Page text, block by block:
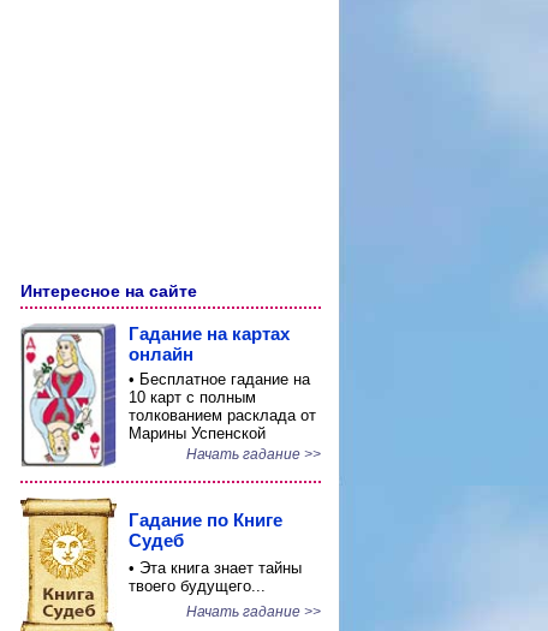
Интересное на сайте
Гадание на картах
онлайн
• Бесплатное гадание на
10 карт с полным
толкованием расклада от
Марины Успенской
Начать гадание >>
Гадание по Книге
Судеб
• Эта книга знает тайны
твоего будущего...
Начать гадание >>